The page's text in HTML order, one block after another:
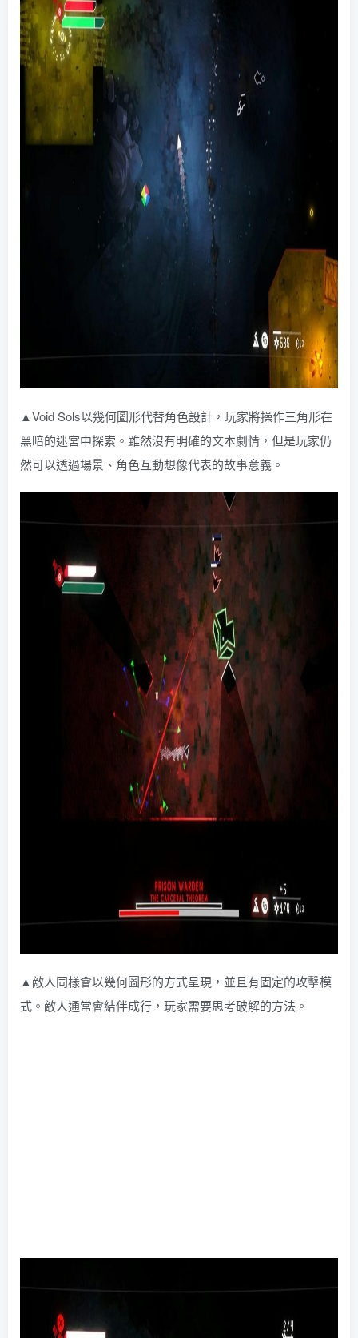
▲Void Sols以幾何圖形代替角色設計，玩家將操作三角形在
黑暗的迷宮中探索。雖然沒有明確的文本劇情，但是玩家仍
然可以透過場景、角色互動想像代表的故事意義。
▲敵人同樣會以幾何圖形的方式呈現，並且有固定的攻擊模
式。敵人通常會結伴成行，玩家需要思考破解的方法。